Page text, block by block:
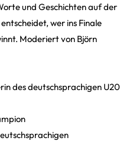
und Geschichten auf der
wer ins Finale
Moderiert von Björn
des deutschsprachigen U20